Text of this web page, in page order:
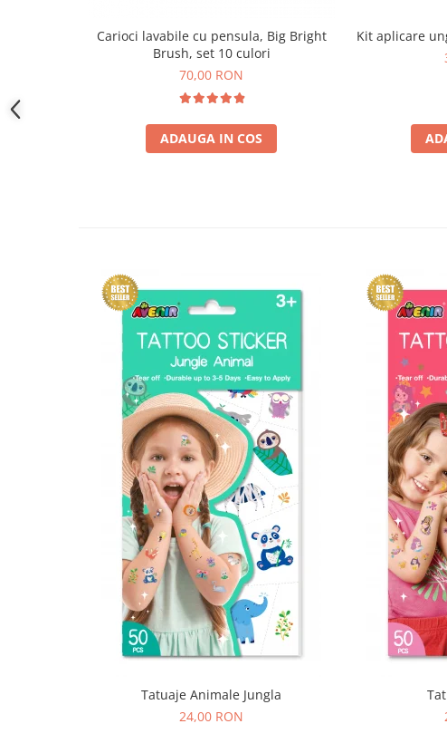
Carioci lavabile cu pensula, Big Bright
Brush, set 10 culori
70,00 RON
ADAUGA IN COS
Kit aplicare
Tatuaje Animale Jungla
24,00 RON